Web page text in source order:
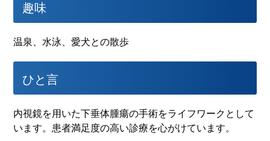
趣味
温泉、水泳、愛犬との散歩
ひと言
内視鏡を用いた下垂体腫瘍の手術をライフワークとして
います。患者満足度の高い診療を心がけています。